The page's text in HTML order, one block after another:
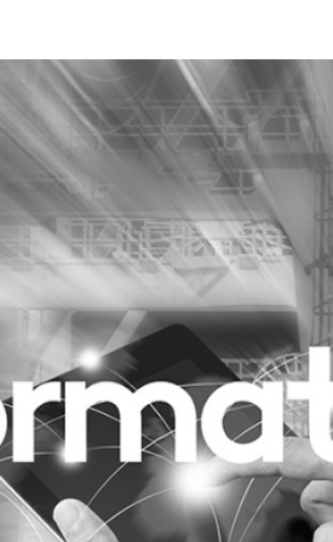
Reputatie & crisis